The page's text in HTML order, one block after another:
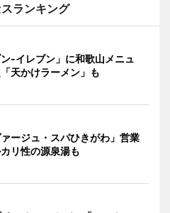
ランキング
-イレブン」に和歌山メニュ
天かけラーメン」も
ージュ・スパひきがわ」営業
リ性の源泉湯も